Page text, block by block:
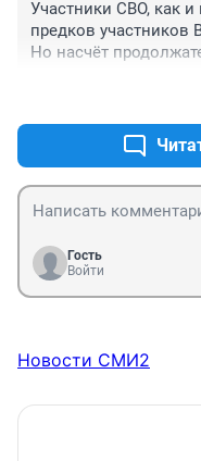
Участники СВО, как
предков участников
Но насчёт
Гость
Войти
Новости СМИ2